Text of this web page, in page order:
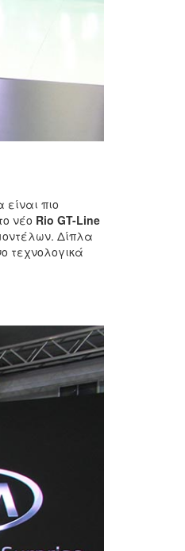
πιο
νέο Rio GT-Line
Δίπλα
τεχνολογικά